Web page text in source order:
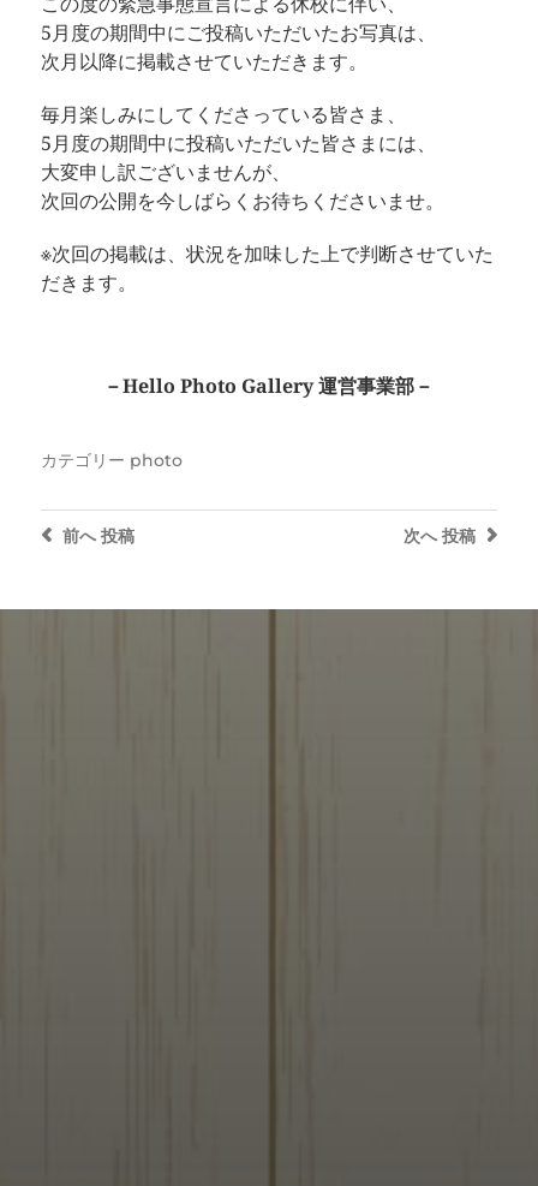
5月度の期間中にご投稿いただいたお写真は、
次月以降に掲載させていただきます。
毎月楽しみにしてくださっている皆さま、
5月度の期間中に投稿いただいた皆さまには、
大変申し訳ございませんが、
次回の公開を今しばらくお待ちくださいませ。
※次回の掲載は、状況を加味した上で判断させていた
だきます。
－Hello Photo Gallery 運営事業部－
カテゴリー photo
次へ 投稿
前へ投稿